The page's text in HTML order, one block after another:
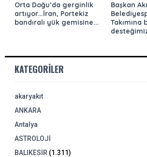
Orta Doğu’da gerginlik
artıyor…İran, Portekiz
bandıralı yük gemisine...
Başkan
Takımına
KATEGORILER
akaryakıt
ANKARA
Antalya
ASTROLOJİ
BALIKESİR (1.311)